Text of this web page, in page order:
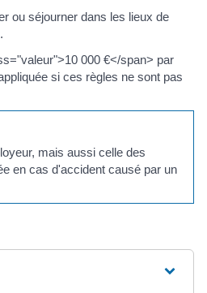
ou séjourner dans les lieux de
000 €</span> par
si ces règles ne sont pas
mais aussi celle des
en cas d'accident causé par un